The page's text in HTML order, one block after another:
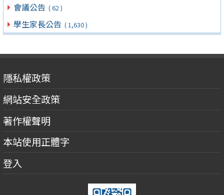
會議公告 ( 62 )
學生家長公告 ( 1,630 )
隱私權政策
網站安全政策
著作權聲明
本站使用正體字
登入